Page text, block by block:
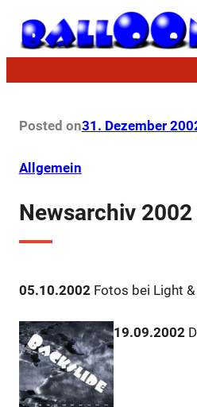
Zum
Inhalt
Posted on31. Dezember
Allgemein
Newsarchiv 2002
05.10.2002 Fotos bei Light
19.09.2002